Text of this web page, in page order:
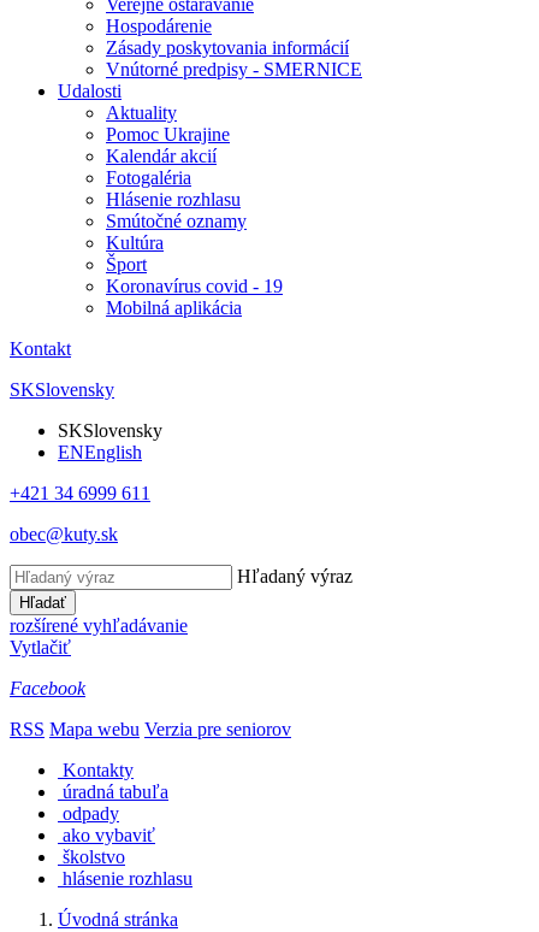
Verejné ostarávanie
Hospodárenie
Zásady poskytovania informácií
Vnútorné predpisy - SMERNICE
Udalosti
Aktuality
Pomoc Ukrajine
Kalendár akcií
Fotogaléria
Hlásenie rozhlasu
Smútočné oznamy
Kultúra
Šport
Koronavírus covid - 19
Mobilná aplikácia
Kontakt
SKSlovensky
SKSlovensky
ENEnglish
+421 34 6999 611
obec@kuty.sk
Hľadaný výraz
Hľadať
rozšírené vyhľadávanie
Vytlačiť
Facebook
RSS Mapa webu Verzia pre seniorov
Kontakty
úradná tabuľa
odpady
ako vybaviť
školstvo
hlásenie rozhlasu
Úvodná stránka